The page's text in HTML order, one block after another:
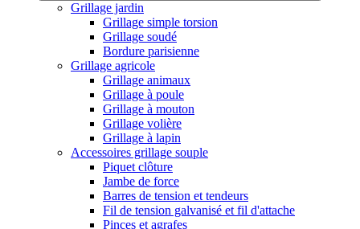
Grillage jardin
Grillage simple torsion
Grillage soudé
Bordure parisienne
Grillage agricole
Grillage animaux
Grillage à poule
Grillage à mouton
Grillage volière
Grillage à lapin
Accessoires grillage souple
Piquet clôture
Jambe de force
Barres de tension et tendeurs
Fil de tension galvanisé et fil d'attache
Pinces et agrafes